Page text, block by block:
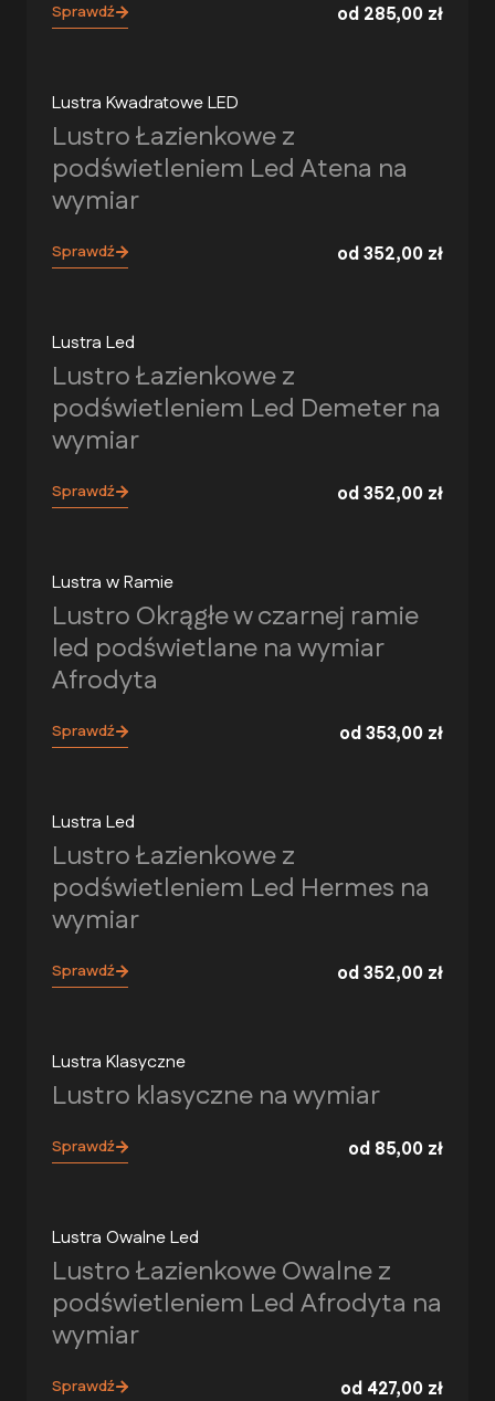
Sprawdź od 285,00 zł
Lustra Kwadratowe LED
Lustro Łazienkowe z
podświetleniem Led Atena na
wymiar
Sprawdź od352,00 zł
Lustra Led
Lustro Łazienkowe z
podświetleniem Led Demeter na
wymiar
Sprawdź od352,00 zł
Lustra w Ramie
Lustro Okrągłe w czarnej ramie
led podświetlane na wymiar
Afrodyta
Sprawdź od353,00 zł
Lustra Led
Lustro Łazienkowe z
podświetleniem Led Hermes na
wymiar
Sprawdź od352,00 zł
Lustra Klasyczne
Lustro klasyczne na wymiar
Sprawdź od 85,00 zł
Lustra Owalne Led
Lustro Łazienkowe Owalne z
podświetleniem Led Afrodyta na
wymiar
Sprawdź od 427,00 zł